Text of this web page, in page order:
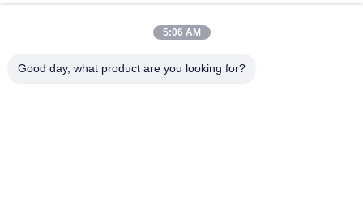
5:06 AM
Good day, what product are you looking for?